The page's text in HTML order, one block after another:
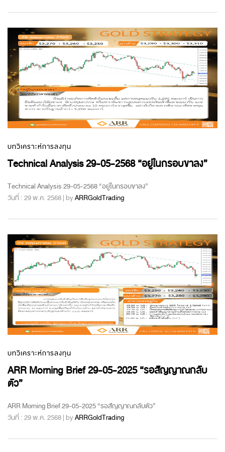
บทวิเคราะห์การลงทุน
Technical Analysis 29-05-2568 “อยู่ในกรอบขาลง”
Technical Analysis 29-05-2568 “อยู่ในกรอบขาลง”
วันที่ : 29 พ.ค. 2568 | byARRGoldTrading
บทวิเคราะห์การลงทุน
ARR Morning Brief 29-05-2025 “รอสัญญาณกลับ
ตัว”
ARR Morning Brief 29-05-2025 “รอสัญญาณกลับตัว”
วันที่ : 29 พ.ค. 2568 | byARRGoldTrading